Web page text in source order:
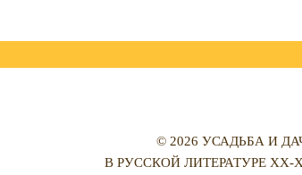
© 2026 УСАДЬБА И
В РУССКОЙ ЛИТЕРАТУРЕ XX-